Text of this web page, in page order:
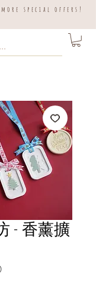
special offers!
- 香薰擴
Sale